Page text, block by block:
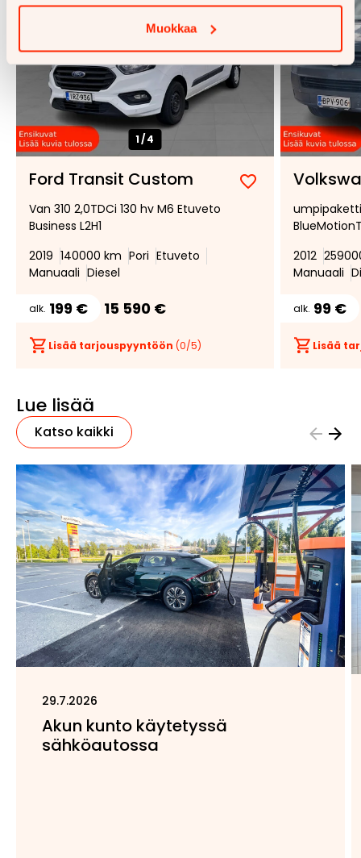
Muokkaa
1/4
Ford Transit Custom
Lisää
suosikiksi
Poista
suosikeista
Van 310 2,0TDCi 130 hv M6 Etuveto
Business L2H1
2019 140000 km Pori Etuveto
Manuaali Diesel
alk. 199 € 15 590 €
Lisää tarjouspyyntöön (0/5)
2012
Manuaali
alk. 99 €
Lisää
Lue lisää
Katso kaikki
29.7.2026
Akun kunto käytetyssä
sähköautossa